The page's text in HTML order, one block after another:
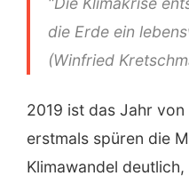
die Erde ein
(Winfried
2019 ist das Jahr von
erstmals spüren die
Klimawandel